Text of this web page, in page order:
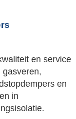
en service
gasveren,
en
in